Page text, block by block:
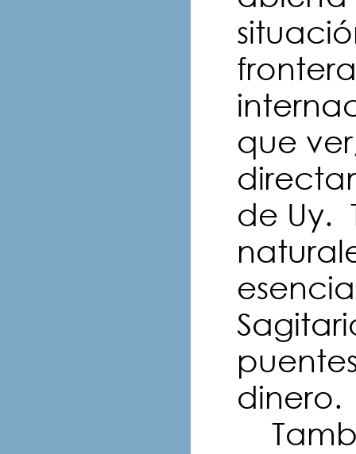
que
de Uy.
dinero.